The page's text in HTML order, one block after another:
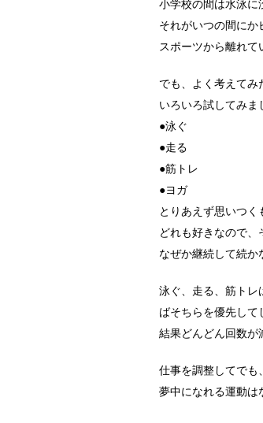
小学校の間は水泳に
それがいつの間にか
スポーツから離れて
でも、よく考えてみ
いろいろ試してみま
●泳ぐ
●走る
●筋トレ
●ヨガ
とりあえず思いつく
どれも好きなので、
なぜか継続して続か
泳ぐ、走る、筋トレ
ばそちらを優先して
結果どんどん回数が
仕事を調整してでも
夢中になれる運動は